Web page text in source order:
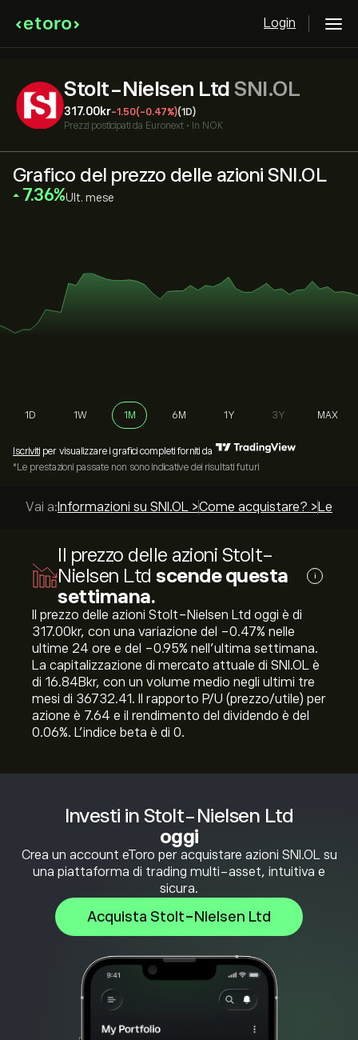
Login
Stolt-Nielsen Ltd SNI.OL
317.00‎kr‎-1.50(-0.47%)(1D)
Prezzi posticipati da Euronext • In NOK
Investi in Stolt-Nielsen Ltd
oggi
Crea un account eToro per acquistare azioni SNI.OL su
una piattaforma di trading multi-asset, intuitiva e
sicura.
Acquista Stolt-Nielsen Ltd
Grafico del prezzo delle azioni SNI.OL
‎7.36‎ Ult. mese
1D 1W 1M 6M 1Y 3Y MAX
Iscriviti per visualizzare i grafici completi forniti da
*Le prestazioni passate non sono indicative dei risultati futuri
Vai a: Informazioni su SNI.OL >Come acquistare? > Le
Il prezzo delle azioni Stolt-
Nielsen Ltd scende questa
settimana.
i
Il prezzo delle azioni Stolt-Nielsen Ltd oggi è di
317.00‎kr‎, con una variazione del ‎-0.47‎% nelle
ultime 24 ore e del ‎-0.95‎% nell'ultima settimana.
La capitalizzazione di mercato attuale di SNI.OL è
di 16.84B‎kr‎, con un volume medio negli ultimi tre
mesi di 36732.41. Il rapporto P/U (prezzo/utile) per
azione è 7.64 e il rendimento del dividendo è del
0.06%. L'indice beta è di 0.